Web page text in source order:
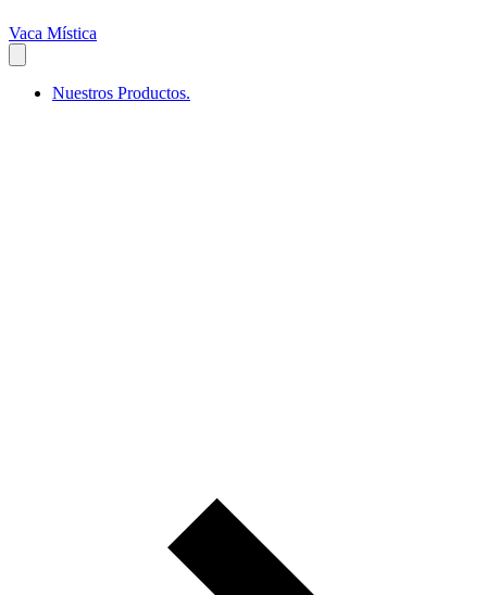
Vaca Mística
Nuestros Productos.